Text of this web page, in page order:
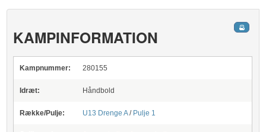
KAMPINFORMATION
Kampnummer: 280155
Idræt: Håndbold
Række/Pulje: U13 Drenge A/ Pulje 1